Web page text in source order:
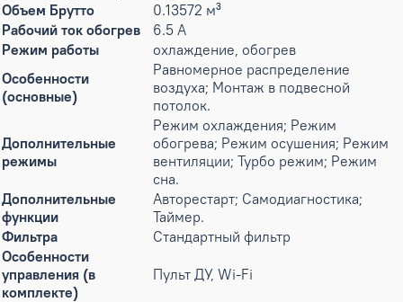
Объем Брутто
0.13572 м³
Рабочий ток обогрев
6.5 А
Режим работы
охлаждение, обогрев
Особенности
(основные)
Равномерное распределение
воздуха; Монтаж в подвесной
потолок.
Дополнительные
режимы
Режим охлаждения; Режим
обогрева; Режим осушения; Режим
вентиляции; Турбо режим; Режим
сна.
Дополнительные
функции
Авторестарт; Самодиагностика;
Таймер.
Фильтра
Стандартный фильтр
Особенности
управления (в
комплекте)
Пульт ДУ, Wi-Fi